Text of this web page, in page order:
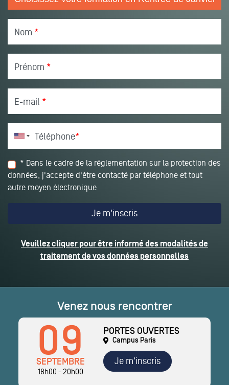
Nom *
Prénom *
E-mail *
Téléphone*
* Dans le cadre de la réglementation sur la protection des
données, j'accepte d'être contacté par téléphone et tout
autre moyen électronique
Veuillez cliquer pour être informé des modalités de
traitement de vos données personnelles
Venez nous rencontrer
09
SEPTEMBRE
18h00 - 20h00
PORTES OUVERTES
Campus Paris
Je m'inscris